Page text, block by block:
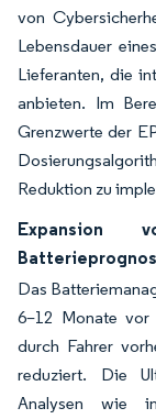
von
Lebensdauer
Lieferanten, die
anbieten. Im
Grenzwerte der
Reduktion zu
Expansion
Das
6–12 Monate vor
durch Fahrer
reduziert. Die
Analysen wie